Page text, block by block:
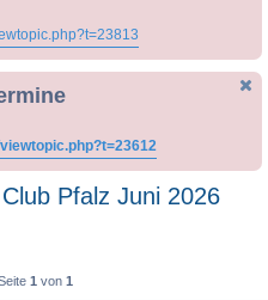
Pfalz Juni 2026
1 von 1